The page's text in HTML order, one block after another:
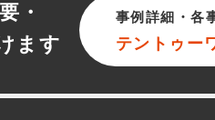
・
ます
事例詳細・各
テントゥー